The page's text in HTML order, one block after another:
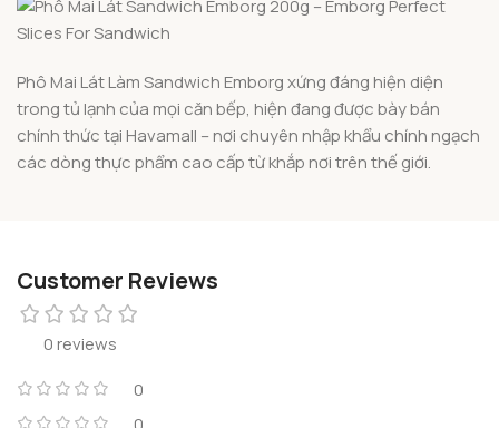
Phô Mai Lát Làm Sandwich Emborg xứng đáng hiện diện
trong tủ lạnh của mọi căn bếp, hiện đang được bày bán
chính thức tại Havamall – nơi chuyên nhập khẩu chính ngạch
các dòng thực phẩm cao cấp từ khắp nơi trên thế giới.
Customer Reviews
0 reviews
0